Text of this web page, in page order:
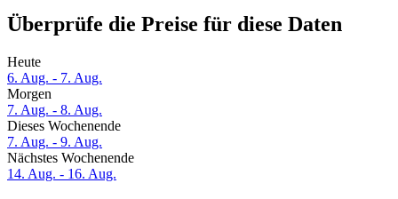
Überprüfe die Preise für diese Daten
Heute
6. Aug. - 7. Aug.
Morgen
7. Aug. - 8. Aug.
Dieses Wochenende
7. Aug. - 9. Aug.
Nächstes Wochenende
14. Aug. - 16. Aug.